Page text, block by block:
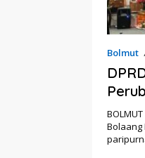
Bolmut
Bolaang